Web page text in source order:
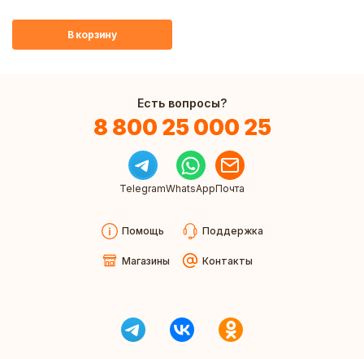
В корзину
Есть вопросы?
8 800 25 000 25
TelegramWhatsAppПочта
Помощь Поддержка
Магазины Контакты